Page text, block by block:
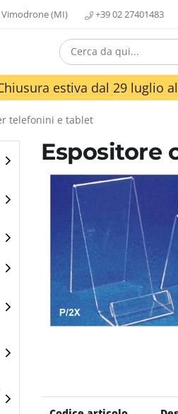
Vimodrone (MI) +39 02 27401483
estiva dal 29 luglio
telefonini e tablet
Espositore